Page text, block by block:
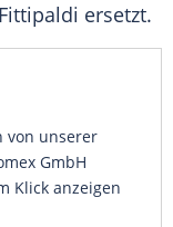
ersetzt.
von unserer
GmbH
Klick anzeigen